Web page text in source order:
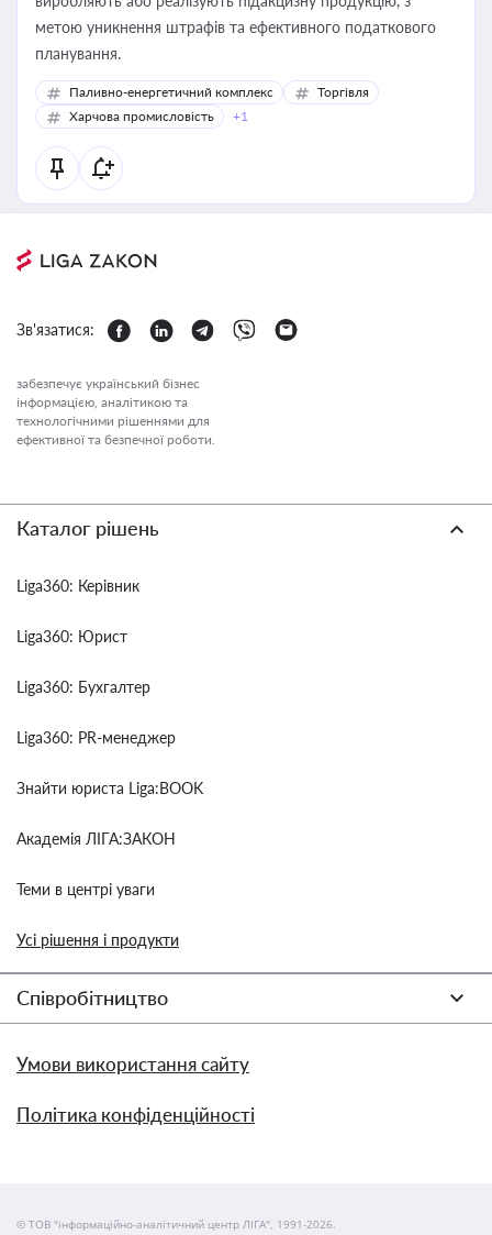
метою уникнення штрафів та ефективного податкового
планування.
Паливно-енергетичний комплекс
Торгівля
Харчова промисловість
+1
Зв'язатися:
забезпечує український бізнес
інформацією, аналітикою та
технологічними рішеннями для
ефективної та безпечної роботи.
Каталог рішень
Liga360: Керівник
Liga360: Юрист
Liga360: Бухгалтер
Liga360: PR-менеджер
Знайти юриста Liga:BOOK
Академія ЛІГА:ЗАКОН
Теми в центрі уваги
Усі рішення і продукти
Співробітництво
Умови використання сайту
Політика конфіденційності
© ТОВ "інформаційно-аналітичний центр ЛІГА", 1991-2026.